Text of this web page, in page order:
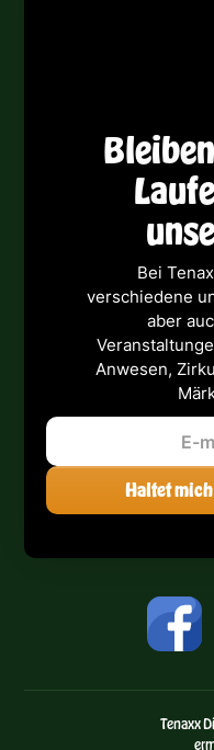
Bei
verschiedene
aber
Anwesen,
Tenaxx